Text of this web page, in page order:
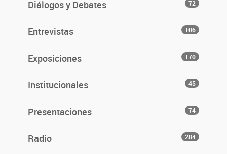
Diálogos y Debates 72
Entrevistas 106
Exposiciones 170
Institucionales 45
Presentaciones 74
Radio 284